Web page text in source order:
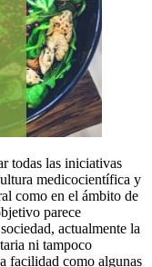
todas las iniciativas
medicocientífica y
como en el ámbito de
parece
actualmente la
ni tampoco
facilidad como algunas